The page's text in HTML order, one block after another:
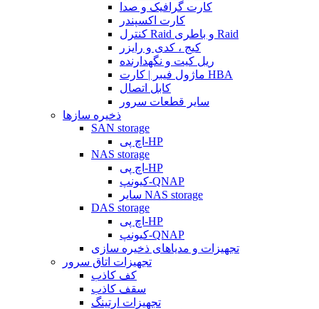
کارت گرافیک و صدا
کارت اکسپندر
کنترل Raid و باطری Raid
کیج ، کدی و رایزر
ریل کیت و نگهدارنده
ماژول فیبر | کارت HBA
کابل اتصال
سایر قطعات سرور
ذخیره سازها
SAN storage
اچ پی-HP
NAS storage
اچ پی-HP
کیونپ-QNAP
سایر NAS storage
DAS storage
اچ پی-HP
کیونپ-QNAP
تجهیزات و مدیاهای ذخیره سازی
تجهیزات اتاق سرور
کف کاذب
سقف کاذب
تجهیزات ارتینگ